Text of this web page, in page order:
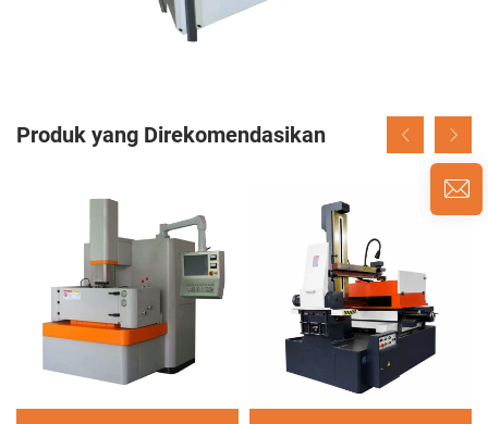
Produk yang Direkomendasikan